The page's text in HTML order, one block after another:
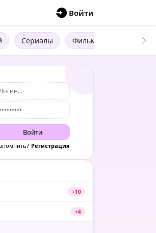
Войти
Сериалы Фильмы Трейлеры
Войти
Регистрация
+10
+4